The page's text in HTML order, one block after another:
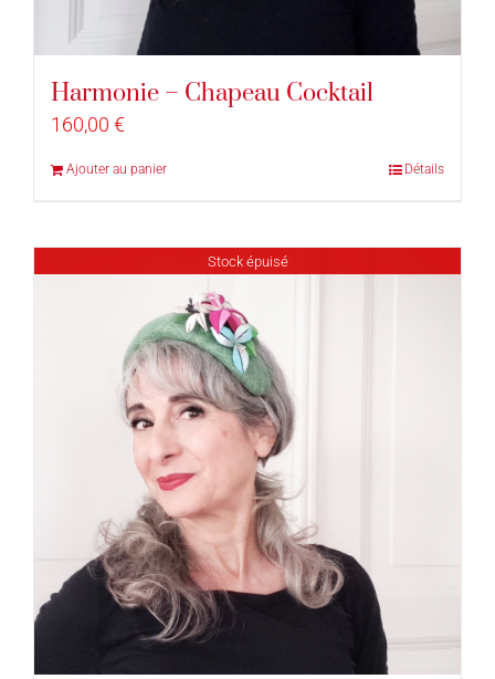
Harmonie – Chapeau Cocktail
160,00 €
Ajouter au panier Détails
Stock épuisé